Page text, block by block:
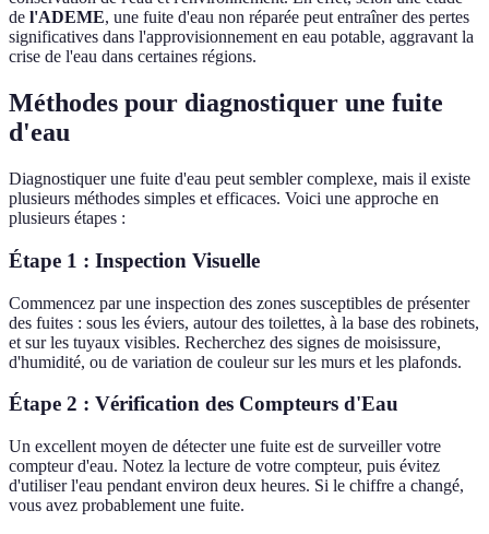
de l'ADEME, une fuite d'eau non réparée peut entraîner des pertes
significatives dans l'approvisionnement en eau potable, aggravant la
crise de l'eau dans certaines régions.
Méthodes pour diagnostiquer une fuite
d'eau
Diagnostiquer une fuite d'eau peut sembler complexe, mais il existe
plusieurs méthodes simples et efficaces. Voici une approche en
plusieurs étapes :
Étape 1 : Inspection Visuelle
Commencez par une inspection des zones susceptibles de présenter
des fuites : sous les éviers, autour des toilettes, à la base des robinets,
et sur les tuyaux visibles. Recherchez des signes de moisissure,
d'humidité, ou de variation de couleur sur les murs et les plafonds.
Étape 2 : Vérification des Compteurs d'Eau
Un excellent moyen de détecter une fuite est de surveiller votre
compteur d'eau. Notez la lecture de votre compteur, puis évitez
d'utiliser l'eau pendant environ deux heures. Si le chiffre a changé,
vous avez probablement une fuite.